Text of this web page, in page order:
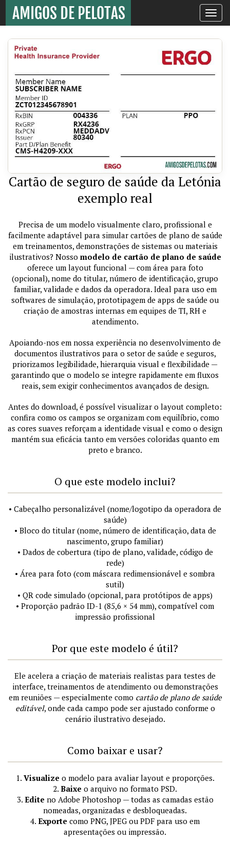
Toggle
Cartão de seguro de saúde da Letónia
exemplo real
Precisa de um modelo visualmente claro, profissional e
facilmente adaptável para simular cartões de plano de saúde
em treinamentos, demonstrações de sistemas ou materiais
ilustrativos? Nosso modelo de cartão de plano de saúde
oferece um layout funcional — com área para foto
(opcional), nome do titular, número de identificação, grupo
familiar, validade e dados da operadora. Ideal para uso em
softwares de simulação, prototipagem de apps de saúde ou
criação de amostras internas em equipes de TI, RH e
atendimento.
Apoiando-nos em nossa experiência no desenvolvimento de
documentos ilustrativos para o setor de saúde e seguros,
priorizamos legibilidade, hierarquia visual e flexibilidade —
garantindo que o modelo se integre rapidamente em fluxos
reais, sem exigir conhecimentos avançados de design.
Antes do download, é possível visualizar o layout completo:
confira como os campos se organizam com equilíbrio, como
as cores suaves reforçam a identidade visual e como o design
mantém sua eficácia tanto em versões coloridas quanto em
preto e branco.
O que este modelo inclui?
• Cabeçalho personalizável (nome/logotipo da operadora de
saúde)
• Bloco do titular (nome, número de identificação, data de
nascimento, grupo familiar)
• Dados de cobertura (tipo de plano, validade, código de
rede)
• Área para foto (com máscara redimensionável e sombra
sutil)
• QR code simulado (opcional, para protótipos de apps)
• Proporção padrão ID-1 (85,6 × 54 mm), compatível com
impressão profissional
Por que este modelo é útil?
Ele acelera a criação de materiais realistas para testes de
interface, treinamentos de atendimento ou demonstrações
em reuniões — especialmente como cartão de plano de saúde
editável, onde cada campo pode ser ajustado conforme o
cenário ilustrativo desejado.
Como baixar e usar?
1. Visualize o modelo para avaliar layout e proporções.
2. Baixe o arquivo no formato PSD.
3. Edite no Adobe Photoshop — todas as camadas estão
nomeadas, organizadas e desbloqueadas.
4. Exporte como PNG, JPEG ou PDF para uso em
apresentações ou impressão.